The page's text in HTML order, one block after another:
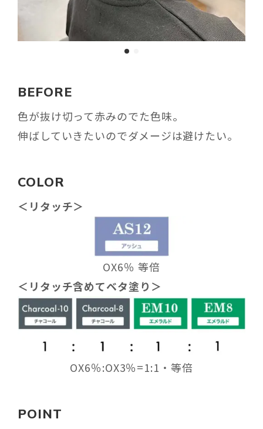
BEFORE
色が抜け切って赤みのでた色味。
伸ばしていきたいのでダメージは避けたい。
COLOR
＜リタッチ＞
OX6％ 等倍
＜リタッチ含めてベタ塗り＞
OX6％:OX3％=1:1・等倍
POINT